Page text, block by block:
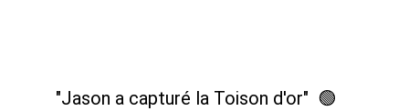
"Jason a capturé la Toison d'or" 🟢